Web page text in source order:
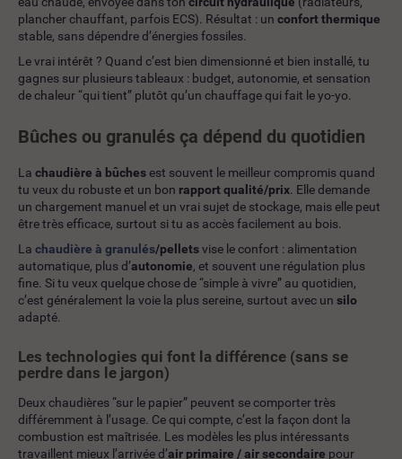
plancher chauffant, parfois ECS). Résultat : un confort thermique
stable, sans dépendre d’énergies fossiles.
Le vrai intérêt ? Quand c’est bien dimensionné et bien installé, tu
gagnes sur plusieurs tableaux : budget, autonomie, et sensation
de chaleur “qui tient” plutôt qu’un chauffage qui fait le yo-yo.
Bûches ou granulés ça dépend du quotidien
La chaudière à bûchesest souvent le meilleur compromis quand
tu veux du robuste et un bon rapport qualité/prix. Elle demande
un chargement manuel et un vrai sujet de stockage, mais elle peut
être très efficace, surtout si tu as accès facilement au bois.
La chaudière à granulés/pelletsvise le confort : alimentation
automatique, plus d’autonomie, et souvent une régulation plus
fine. Si tu veux quelque chose de “simple à vivre” au quotidien,
c’est généralement la voie la plus sereine, surtout avec un silo
adapté.
Les technologies qui font la différence (sans se
perdre dans le jargon)
Deux chaudières “sur le papier” peuvent se comporter très
différemment à l’usage. Ce qui compte, c’est la façon dont la
combustion est maîtrisée. Les modèles les plus intéressants
travaillent mieux l’arrivée d’air primaire / air secondaire pour